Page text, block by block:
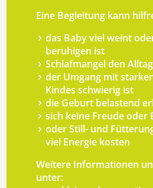
Eine Begleitung kann
das Baby viel weint
beruhigen ist
Schlafmangel den
der Umgang mit
Kindes schwierig ist
die Geburt belastend
sich keine Freude oder
oder Still- und
viel Energie kosten
Weitere Informationen
unter: